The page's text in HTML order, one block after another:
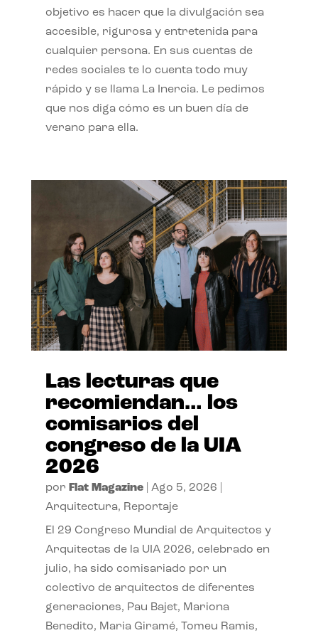
objetivo es hacer que la divulgación sea
accesible, rigurosa y entretenida para
cualquier persona. En sus cuentas de
redes sociales te lo cuenta todo muy
rápido y se llama La Inercia. Le pedimos
que nos diga cómo es un buen día de
verano para ella.
Las lecturas que
recomiendan… los
comisarios del
congreso de la UIA
2026
por Flat Magazine| Ago 5, 2026
Arquitectura, Reportaje
El 29 Congreso Mundial de Arquitectos y
Arquitectas de la UIA 2026, celebrado en
julio, ha sido comisariado por un
colectivo de arquitectos de diferentes
generaciones, Pau Bajet, Mariona
Benedito, Maria Giramé, Tomeu Ramis,